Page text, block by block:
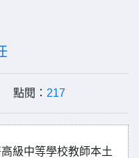
點閱： 217
級中等學校教師本土